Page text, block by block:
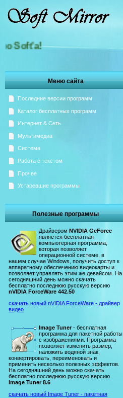
Меню сайта
Последние версии программ
Каталог бесплатных программ
Интернет & Сеть
Мультимедиа
Система
Работа с текстом
Прочее
Устаревшие программы
Полезные программы
Драйвером NVIDIA GeForce
является бесплатная
компьютерная программа,
которая позволяет
операционной системе, в
нашем случае Windows, получить доступ к
аппаратному обеспечению видеокарты и
позволяет управлять этим же девайсом. На
сегодняшний день можно скачать
бесплатно последнюю русскую версию
nVIDIA ForceWare 442.50
скачать новый nVIDIA ForceWare - драйвер
видео
Image Tuner- бесплатная
программа для пакетной работы
с изображениями. Программа
позволяет изменить размер,
наложить водяной знак,
конвертировать, переименовать и
применить несколько полезных эффектов.
На сегодняшний день можно скачать
бесплатно последнюю русскую версию
Image Tuner 8.6
скачать новый Image Tuner - пакетная